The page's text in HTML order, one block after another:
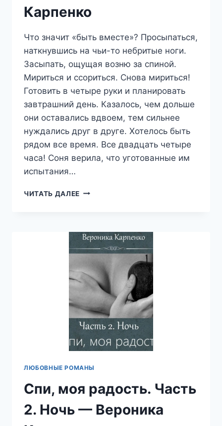
Карпенко
Что значит «быть вместе»? Просыпаться,
наткнувшись на чьи-то небритые ноги.
Засыпать, ощущая возню за спиной.
Мириться и ссориться. Снова мириться!
Готовить в четыре руки и планировать
завтрашний день. Казалось, чем дольше
они оставались вдвоем, тем сильнее
нуждались друг в друге. Хотелось быть
рядом все время. Все двадцать четыре
часа! Соня верила, что уготованные им
испытания…
ЧИТАТЬ ДАЛЕЕ СПИ,
3.
УТРО
—
ВЕРОНИКА
КАРПЕНКО
ЛЮБОВНЫЕ РОМАНЫ
Спи, моя радость. Часть
2. Ночь — Вероника